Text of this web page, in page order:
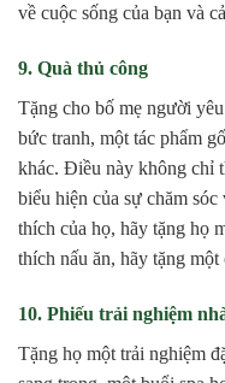
về cuộc sống của bạn và
9. Quà thủ công
Tặng cho bố mẹ người
bức tranh, một tác phẩm
khác. Điều này không chỉ
biểu hiện của sự chăm
thích của họ, hãy tặng họ
thích nấu ăn, hãy tặng một
10. Phiếu trải nghiệm
Tặng họ một trải nghiệm